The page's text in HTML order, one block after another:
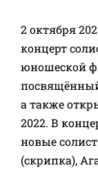
2 октября
концерт
юношеской
а также
2022. В
новые
(скрипка),